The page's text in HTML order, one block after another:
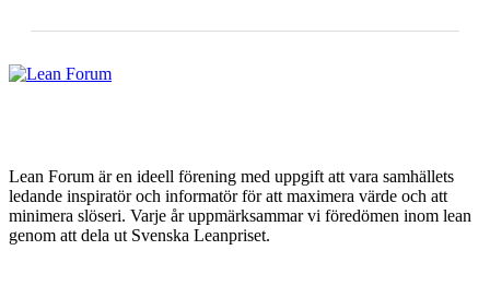
Lean Forum är en ideell förening med uppgift att vara samhällets
ledande inspiratör och informatör för att maximera värde och att
minimera slöseri. Varje år uppmärksammar vi föredömen inom lean
genom att dela ut Svenska Leanpriset.